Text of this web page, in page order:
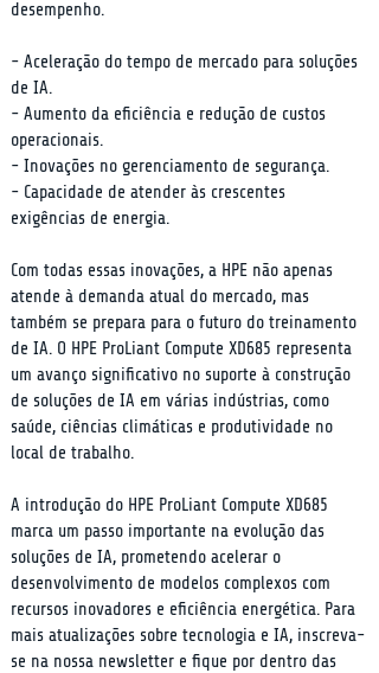
desempenho.
- Aceleração do tempo de mercado para soluções
de IA.
- Aumento da eficiência e redução de custos
operacionais.
- Inovações no gerenciamento de segurança.
- Capacidade de atender às crescentes
exigências de energia.
Com todas essas inovações, a HPE não apenas
atende à demanda atual do mercado, mas
também se prepara para o futuro do treinamento
de IA. O HPE ProLiant Compute XD685 representa
um avanço significativo no suporte à construção
de soluções de IA em várias indústrias, como
saúde, ciências climáticas e produtividade no
local de trabalho.
A introdução do HPE ProLiant Compute XD685
marca um passo importante na evolução das
soluções de IA, prometendo acelerar o
desenvolvimento de modelos complexos com
recursos inovadores e eficiência energética. Para
mais atualizações sobre tecnologia e IA, inscreva-
se na nossa newsletter e fique por dentro das